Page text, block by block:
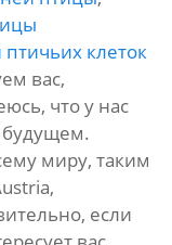
клеток
вас,
что у нас
будущем.
миру, таким
если